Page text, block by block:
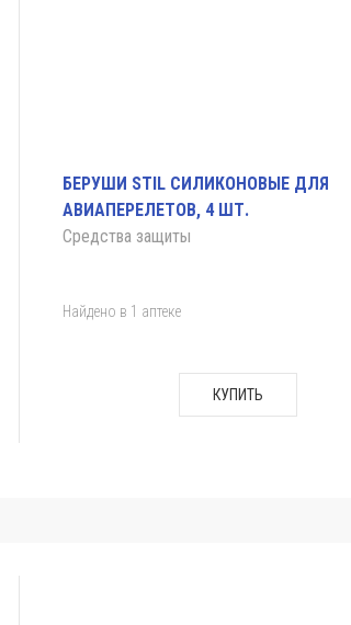
БЕРУШИ STIL СИЛИКОНОВЫЕ ДЛЯ
АВИАПЕРЕЛЕТОВ, 4 ШТ.
Средства защиты
Найдено в 1 аптеке
КУПИТЬ